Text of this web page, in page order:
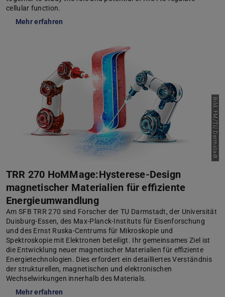
cellular function.
Mehr erfahren
Bild: FM/TU Darmstadt
TRR 270 HoMMage:Hysterese-Design
magnetischer Materialien für effiziente
Energieumwandlung
Am SFB TRR 270 sind Forscher der TU Darmstadt, der Universität
Duisburg-Essen, des Max-Planck-Instituts für Eisenforschung
und des Ernst Ruska-Centrums für Mikroskopie und
Spektroskopie mit Elektronen beteiligt. Ihr gemeinsames Ziel ist
die Entwicklung neuer magnetischer Materialien für effiziente
Energietechnologien. Dies erfordert ein detailliertes Verständnis
der strukturellen, magnetischen und elektronischen
Wechselwirkungen innerhalb des Materials.
Mehr erfahren